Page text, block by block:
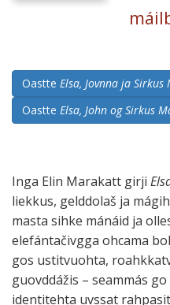
Oastte Elsa, Jovnna ja Sirkus
Oastte Elsa, John og Sirkus
Inga Elin Marakatt girji
liek­kus, gelddo­laš ja
masta sihke mánáid ja
ele­fánta­čivgga ohcama
gos ustit­vuohta,
guovddá­žis – seammás
identi­tehta uvs­sat